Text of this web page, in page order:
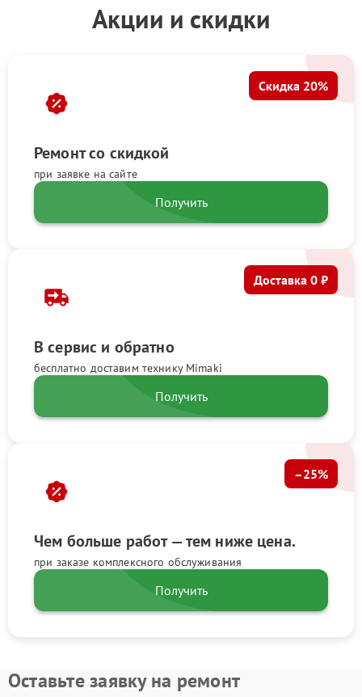
Акции и скидки
Ремонт со скидкой
при заявке на сайте
Скидка 20%
Получить
В сервис и обратно
бесплатно доставим технику Mimaki
Доставка 0 ₽
Получить
Чем больше работ — тем ниже цена.
при заказе комплексного обслуживания
–25%
Получить
Оставьте заявку на ремонт